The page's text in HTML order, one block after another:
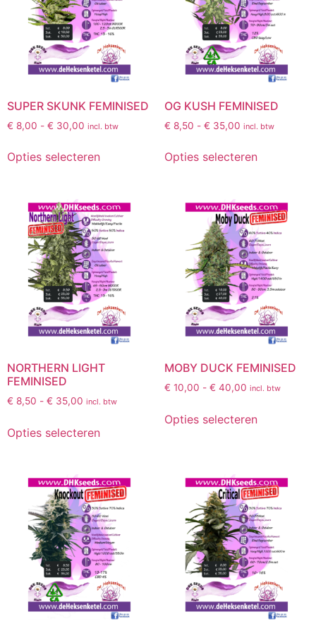
SUPER SKUNK FEMINISED
€ 8,00 - € 30,00 incl. btw
Opties selecteren
OG KUSH FEMINISED
€ 8,50 - € 35,00 incl. btw
Opties selecteren
NORTHERN LIGHT
FEMINISED
€ 8,50 - € 35,00 incl. btw
Opties selecteren
MOBY DUCK FEMINISED
€ 10,00 - € 40,00 incl. btw
Opties selecteren